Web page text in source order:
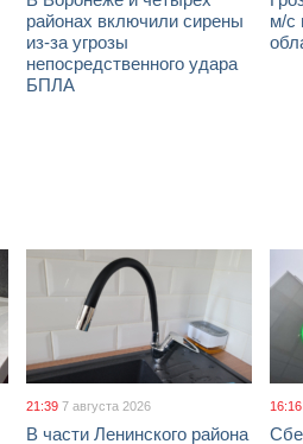
районах включили сирены
из-за угрозы
непосредственного удара
БПЛА
м/с
21:39 7 августа 2026
В части Ленинского района
16:16